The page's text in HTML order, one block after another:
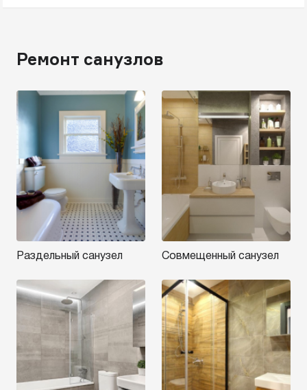
Ремонт санузлов
Раздельный санузел Совмещенный санузел